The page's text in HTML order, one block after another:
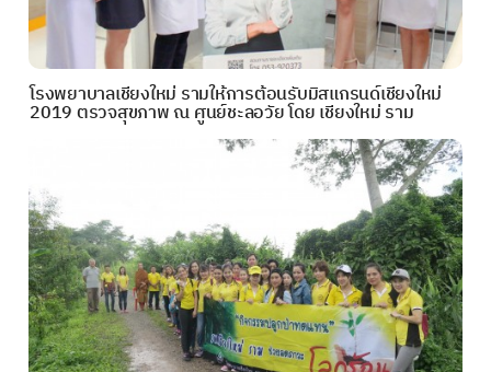
โรงพยาบาลเชียงใหม่ รามให้การต้อนรับมิสแกรนด์เชียงใหม่
2019 ตรวจสุขภาพ ณ ศูนย์ชะลอวัย โดย เชียงใหม่ ราม